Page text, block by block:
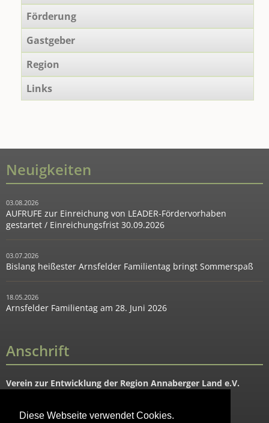
Diese Webseite verwendet Cookies.
Förderung
Gastgeber
Region
Links
Neuigkeiten
03.08.2026
AUFRUFE zur Einreichung von LEADER-Fördervorhaben
gestartet / Einreichungsfrist 30.09.2026
03.07.2026
Bislang heißester Arnsfelder Familientag bringt Sommerspaß
18.05.2026
Arnsfelder Familientag am 28. Juni 2026
Anschrift
Verein zur Entwicklung der Region Annaberger Land e.V.
09456 Mildenau OT Arnsfeld